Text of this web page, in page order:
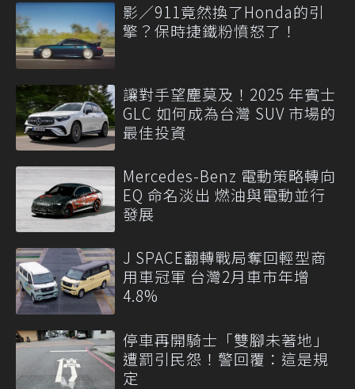
影／911竟然換了Honda的引
擎？保時捷鐵粉憤怒了！
讓對手望塵莫及！2025 年賓士
GLC 如何成為台灣 SUV 市場的
最佳投資
Mercedes-Benz 電動策略轉向
EQ 命名淡出 燃油與電動並行
發展
J SPACE翻轉戰局奪回輕型商
用車冠軍 台灣2月車市年增
4.8%
停車再開騎士「雙腳未著地」
遭罰引民怨！警回覆：這是規
定